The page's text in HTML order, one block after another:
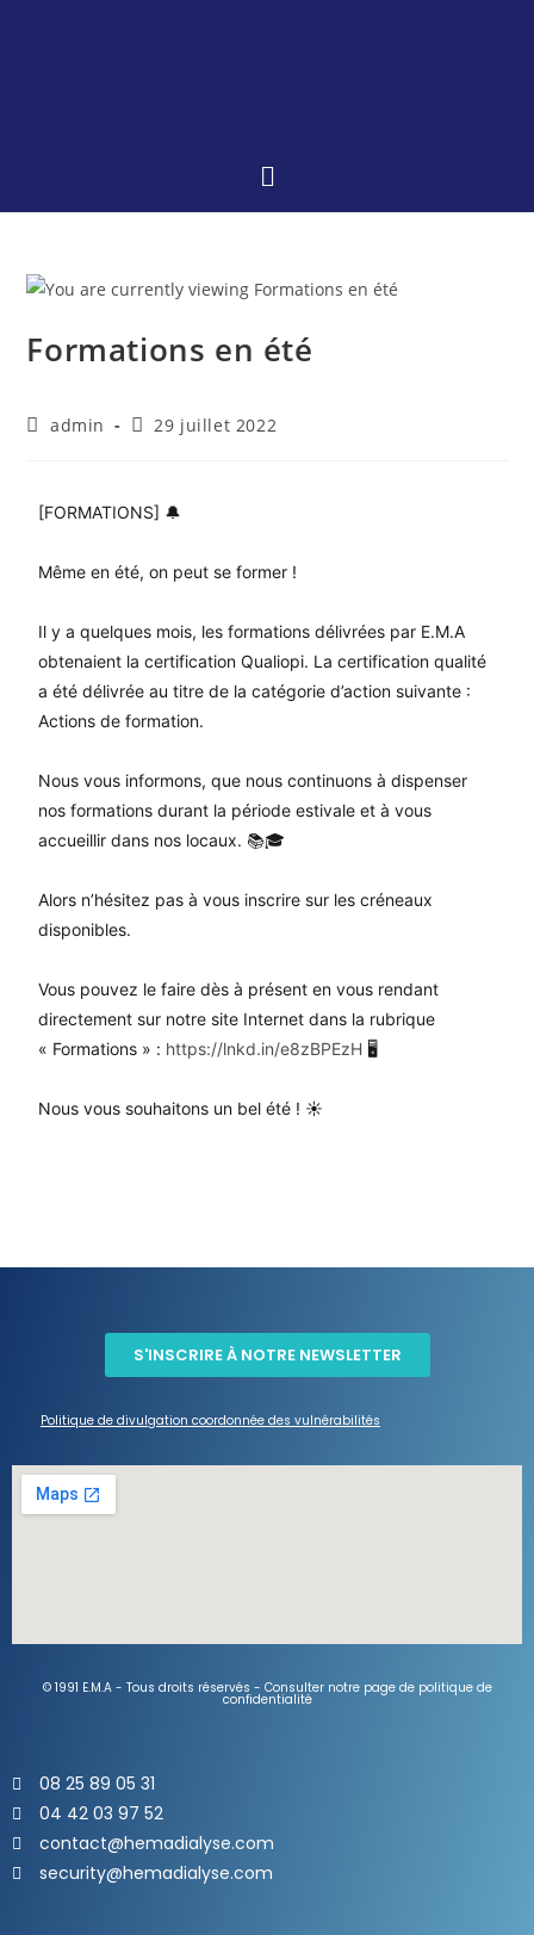
Formations en été
admin 29 juillet 2022
[FORMATIONS] 🔔
Même en été, on peut se former !
Il y a quelques mois, les formations délivrées par E.M.A
obtenaient la certification Qualiopi. La certification qualité
a été délivrée au titre de la catégorie d’action suivante :
Actions de formation.
Nous vous informons, que nous continuons à dispenser
nos formations durant la période estivale et à vous
accueillir dans nos locaux. 📚🎓
Alors n’hésitez pas à vous inscrire sur les créneaux
disponibles.
Vous pouvez le faire dès à présent en vous rendant
directement sur notre site Internet dans la rubrique
« Formations » : https://lnkd.in/e8zBPEzH 🖥
Nous vous souhaitons un bel été ! ☀
S'INSCRIRE À NOTRE NEWSLETTER
​​Politique de divulgation coordonnée des vulnérabilités​
© 1991 E.M.A - Tous droits réservés - Consulter notre page de politique de
confidentialité
08 25 89 05 31
04 42 03 97 52
contact@hemadialyse.com
security@hemadialyse.com